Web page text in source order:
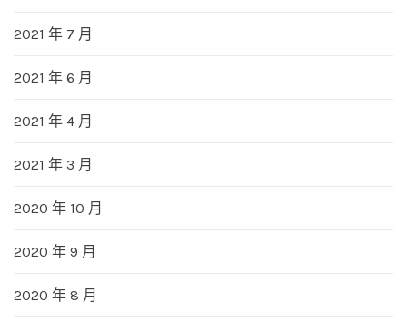
2021 年 7 月
2021 年 6 月
2021 年 4 月
2021 年 3 月
2020 年 10 月
2020 年 9 月
2020 年 8 月